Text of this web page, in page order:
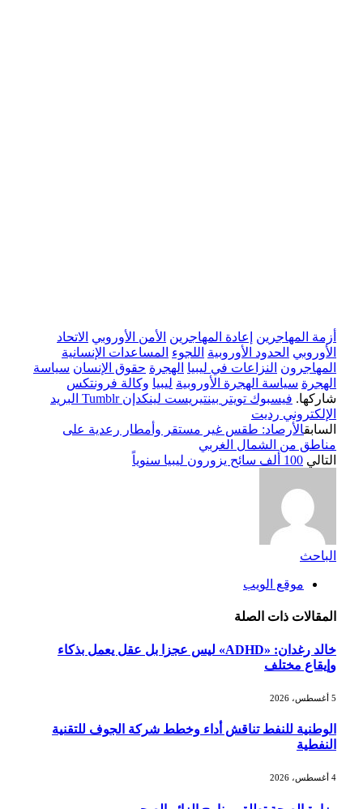
أزمة المهاجرين إعادة المهاجرين الأمن الأوروبي الاتحاد
الأوروبي الحدود الأوروبية اللجوء المساعدات الإنسانية
المهاجرون النزاعات في ليبيا الهجرة حقوق الإنسان سياسة
الهجرة سياسة الهجرة الأوروبية ليبيا وكالة فرونتكس
شاركها. فيسبوك تويتر بينتيريست لينكدإن Tumblr البريد
الإلكتروني رديت
السابقالأرصاد: طقس غير مستقر وأمطار رعدية على
مناطق من الشمال الغربي
التالي 100 ألف سائح يزورون ليبيا سنوياً
الباحث
موقع الويب
المقالاتذات الصلة
خالد رغدان: «ADHD» ليس عجزا بل عقل يعمل بذكاء
وإيقاع مختلف
الوطنية للنفط تناقش أداء وخطط شركة الجوف للتقنية
النفطية